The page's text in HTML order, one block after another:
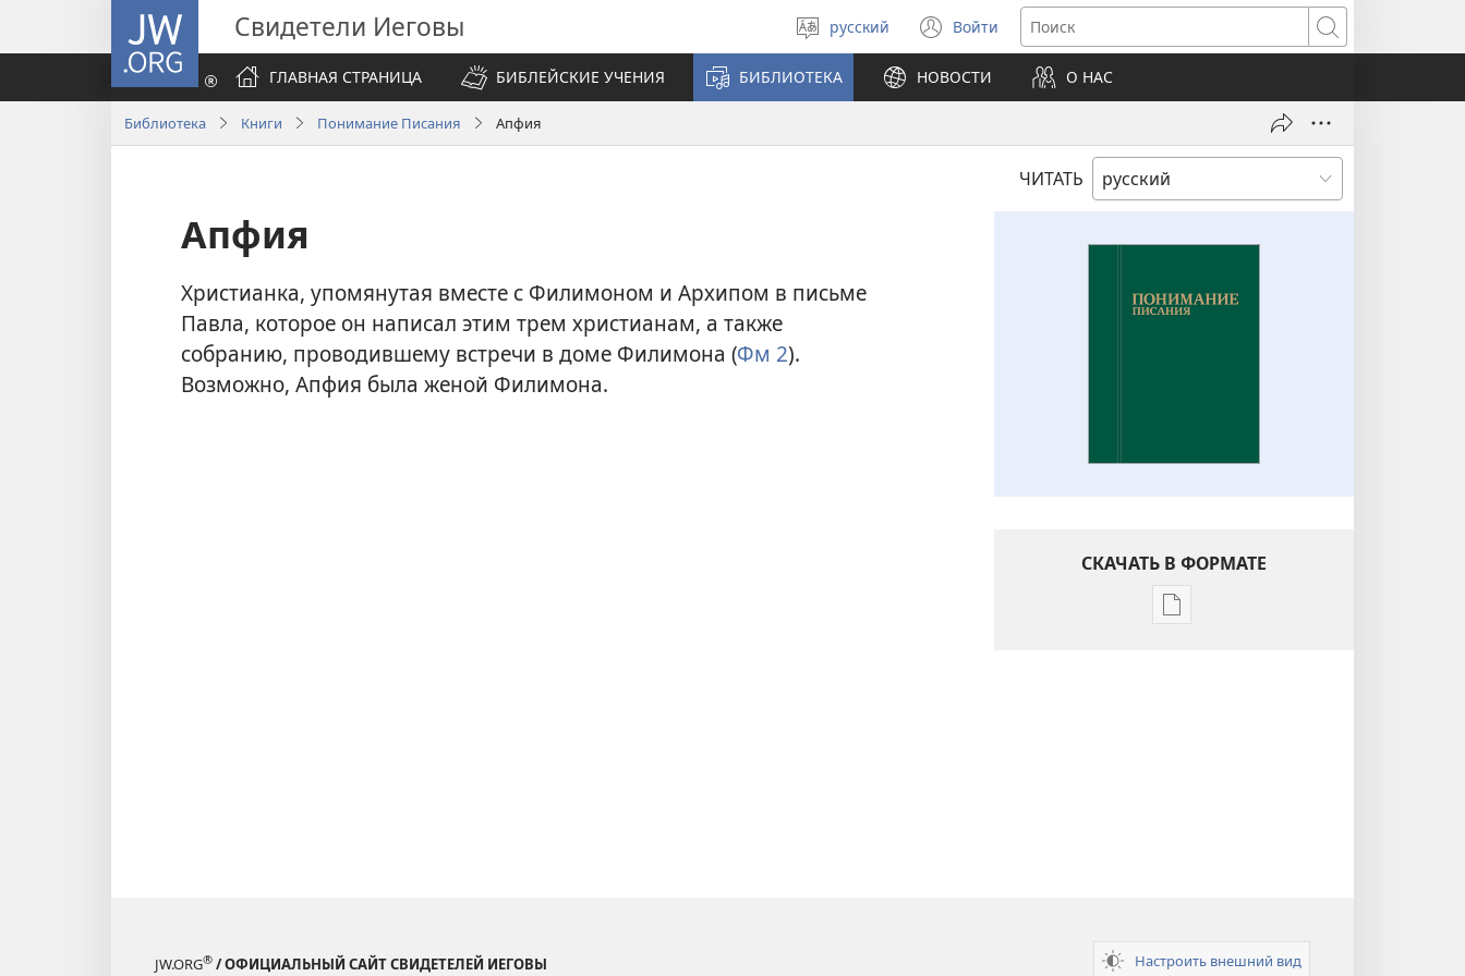
JW.ORG Свидетели Иеговы
Выберите
язык
русский Войти
(открывается
в
новом
окне)
Поиск
ГЛАВНАЯ СТРАНИЦА
БИБЛЕЙСКИЕ УЧЕНИЯ БИБЛИОТЕКА НОВОСТИ О НАС
Библиотека Книги Понимание Писания Апфия
ЧИТАТЬ
Апфия
Христианка, упомянутая вместе с Филимоном и Архипом в письме
Павла, которое он написал этим трем христианам, а также
собранию, проводившему встречи в доме Филимона (Фм 2).
Возможно, Апфия была женой Филимона.
СКАЧАТЬ В ФОРМАТЕ
Варианты
JW.ORG® / ОФИЦИАЛЬНЫЙ САЙТ СВИДЕТЕЛЕЙ ИЕГОВЫ Настроить внешний вид